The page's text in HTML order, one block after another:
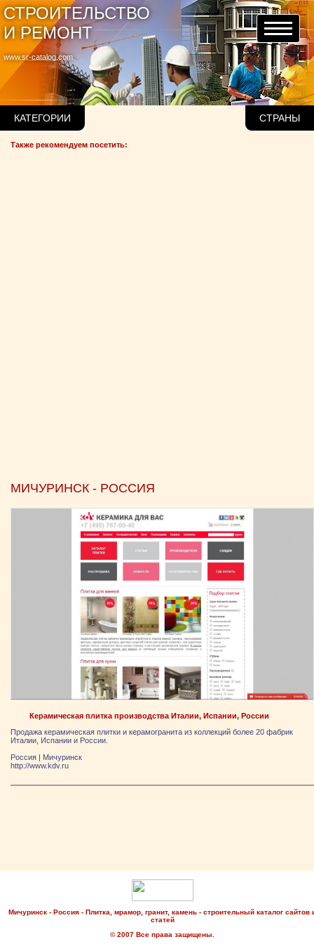
www.sr-catalog.com
СТРОИТЕЛЬСТВО
И РЕМОНТ
КАТЕГОРИИ СТРАНЫ
Также рекомендуем посетить:
МИЧУРИНСК - РОССИЯ
Керамическая плитка производства Италии, Испании, России
Продажа керамическая плитки и керамогранита из коллекций более 20 фабрик
Италии, Испании и России.
Россия | Мичуринск
http://www.kdv.ru
Мичуринск - Россия - Плитка, мрамор, гранит, камень - строительный каталог сайтов
статей
© 2007 Все права защищены.